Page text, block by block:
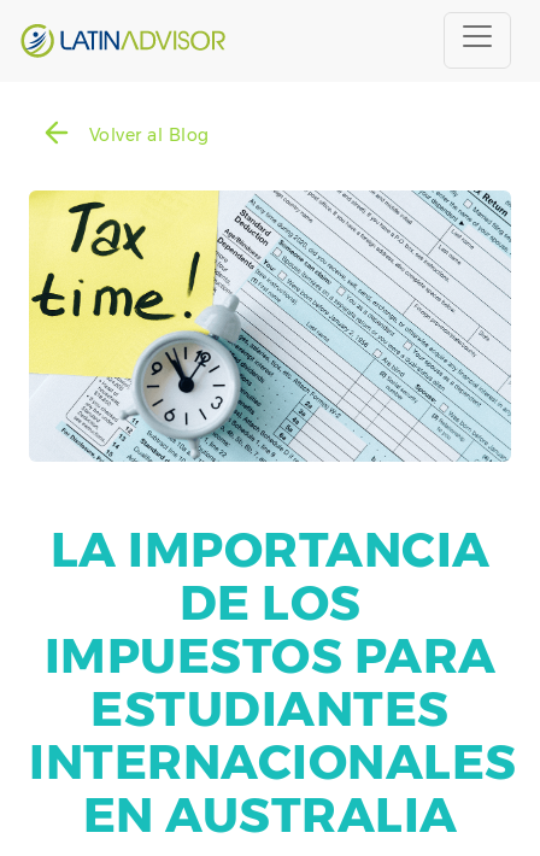
Volver al Blog
LA IMPORTANCIA
DE LOS
IMPUESTOS PARA
ESTUDIANTES
INTERNACIONALES
EN AUSTRALIA